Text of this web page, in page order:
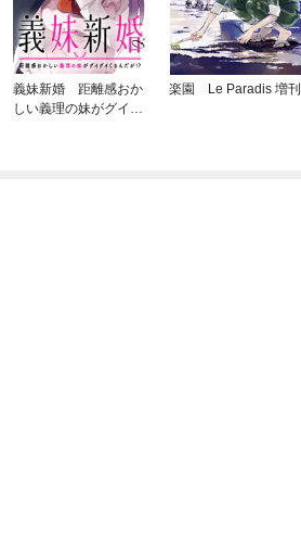
義妹新婚 距離感おか
しい義理の妹がグイグ
楽園 Le Paradis 増刊